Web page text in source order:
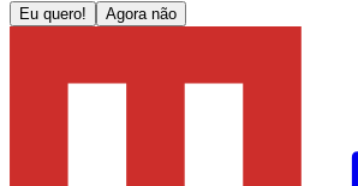
Eu quero! Agora não